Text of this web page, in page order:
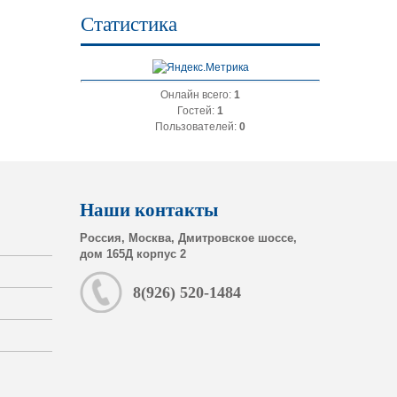
Статистика
Онлайн всего: 1
Гостей: 1
Пользователей: 0
Наши контакты
Россия, Москва, Дмитровское шоссе,
дом 165Д корпус 2
8(926) 520-1484